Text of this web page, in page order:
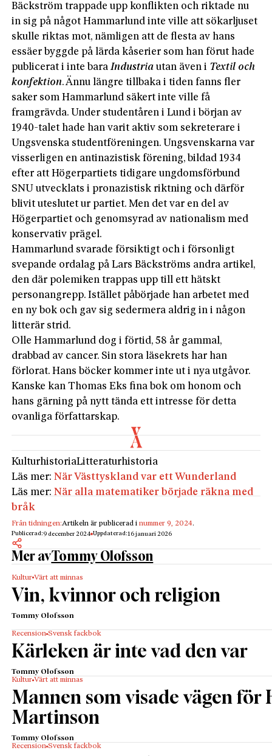
Bäckström trappade upp konflikten och riktade nu
in sig på något Hammarlund inte ville att sökarljuset
skulle riktas mot, nämligen att de flesta av hans
essäer byggde på lärda kåserier som han förut hade
publicerat i inte bara Industriautan även i Textil och
konfektion. Ännu längre tillbaka i tiden fanns fler
saker som Hammarlund säkert inte ville få
framgrävda. Under studentåren i Lund i början av
1940-talet hade han varit aktiv som sekreterare i
Ungsvenska studentför­eningen. Ungsvenskarna var
visserligen en anti­nazistisk förening, bildad 1934
efter att Högerpartiets tidigare ungdomsförbund
SNU utvecklats i pronazistisk riktning och därför
blivit uteslutet ur partiet. Men det var en del av
Högerpartiet och genomsyrad av nationalism med
konservativ prägel.
Hammarlund svarade försiktigt och i försonligt
svepande ordalag på Lars Bäckströms andra artikel,
den där polemiken trappas upp till ett hätskt
personangrepp. Istället påbörjade han arbetet med
en ny bok och gav sig sedermera aldrig in i någon
litterär strid.
Olle Hammarlund dog i förtid, 58 år gammal,
drabbad av cancer. Sin stora läsekrets har han
förlorat. Hans böcker kommer inte ut i nya utgåvor.
Kanske kan Thomas Eks fina bok om honom och
hans gärning på nytt tända ett intresse för detta
ovanliga författarskap.
KulturhistoriaLitteraturhistoria
Läs mer:När Västtyskland var ett Wunderland
Läs mer:När alla matematiker började räkna med
bråk
Från tidningen:Artikeln är publicerad inummer 9, 2024.
Publicerad:9 december 2024 Uppdaterad:16 januari 2026
Mer avTommy Olofsson
Kultur Värt att minnas
Vin, kvinnor och religion
Tommy Olofsson
Recension Svensk fackbok
Kärleken är inte vad den var
Tommy Olofsson
Kultur Värt att minnas
Mannen som visade vägen för
Martinson
Tommy Olofsson
Recension Svensk fackbok